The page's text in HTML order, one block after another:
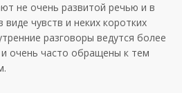
не очень развитой речью и в
чувств и неких коротких
разговоры ведутся более
очень часто обращены к тем